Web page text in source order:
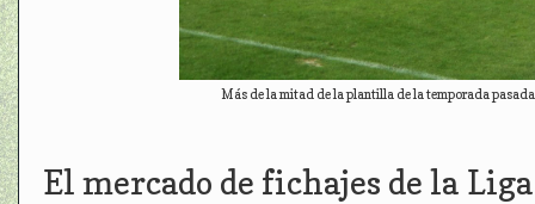
Más de la mitad de la plantilla de la temporada
El mercado de fichajes de la